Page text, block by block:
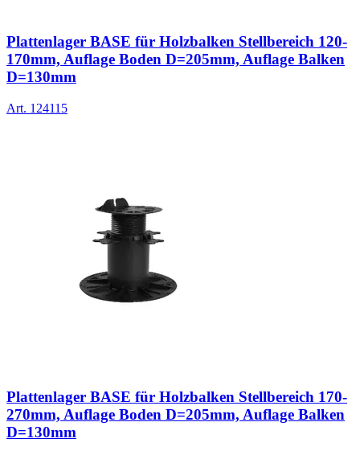
Plattenlager BASE für Holzbalken Stellbereich 120-
170mm, Auflage Boden D=205mm, Auflage Balken
D=130mm
Art. 124115
Plattenlager BASE für Holzbalken Stellbereich 170-
270mm, Auflage Boden D=205mm, Auflage Balken
D=130mm